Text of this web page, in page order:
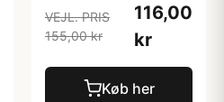
VEJL. PRIS
155,00 kr
116,00
kr
Køb her